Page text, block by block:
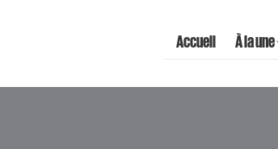
Accueil À la une